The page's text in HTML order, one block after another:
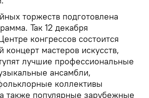
торжеств подготовлена
Так 12 декабря
конгрессов состоится
концерт мастеров искусств,
лучшие профессиональные
ансамбли,
коллективы
также популярные зарубежные